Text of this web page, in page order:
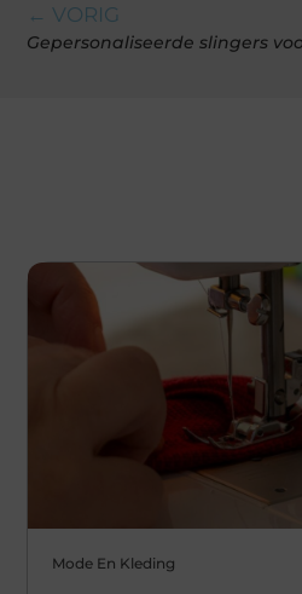
← VORIG
Gepersonaliseerde slingers
Mode En Kleding